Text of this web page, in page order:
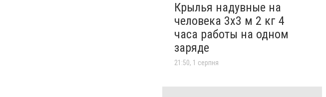
Крылья надувные на
человека 3х3 м 2 кг 4
часа работы на одном
заряде
21:50, 1 серпня